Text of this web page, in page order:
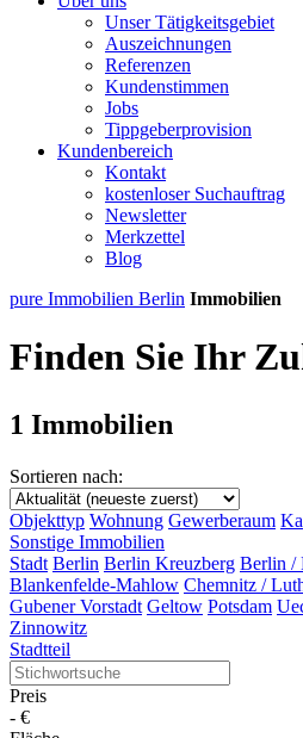
Unser Tätigkeitsgebiet
Auszeichnungen
Referenzen
Kundenstimmen
Jobs
Tippgeberprovision
Kundenbereich
Kontakt
kostenloser Suchauftrag
Newsletter
Merkzettel
Blog
pure Immobilien Berlin Immobilien
Finden Sie Ihr
1 Immobilien
Sortieren nach:
Objekttyp Wohnung Gewerberaum
Sonstige Immobilien
Stadt Berlin Berlin Kreuzberg Berlin /
Blankenfelde-Mahlow Chemnitz /
Gubener Vorstadt Geltow Potsdam
Zinnowitz
Stadtteil
Preis
- €